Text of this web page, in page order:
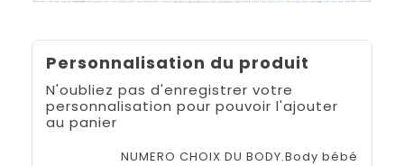
Personnalisation du produit
N'oubliez pas d'enregistrer votre
personnalisation pour pouvoir l'ajouter
au panier
NUMERO CHOIX DU BODY.Body bébé